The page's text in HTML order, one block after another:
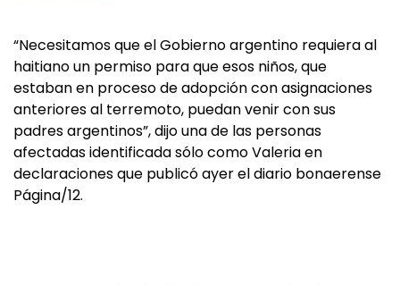
“Necesitamos que el Gobierno argentino requiera al
haitiano un permiso para que esos niños, que
estaban en proceso de adopción con asignaciones
anteriores al terremoto, puedan venir con sus
padres argentinos”, dijo una de las personas
afectadas identificada sólo como Valeria en
declaraciones que publicó ayer el diario bonaerense
Página/12.